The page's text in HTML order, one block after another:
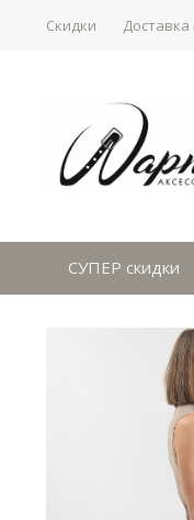
Скидки Доставка
СУПЕР скидки